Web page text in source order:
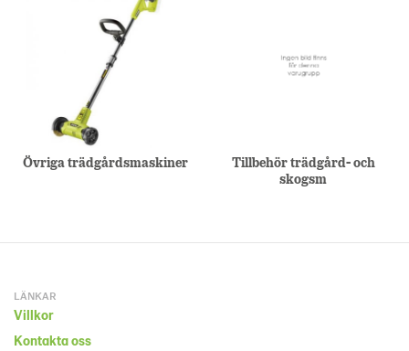
Övriga trädgårdsmaskiner
Tillbehör trädgård- och
skogsm
LÄNKAR
Villkor
Kontakta oss